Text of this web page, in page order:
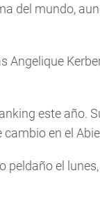
del mundo,
Angelique
este año.
en el
peldaño el